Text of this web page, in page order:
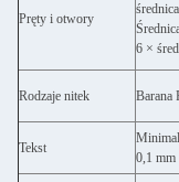
Pręty i otwory
średnica
6 ×
Rodzaje nitek Barana
Tekst
0,1 mm